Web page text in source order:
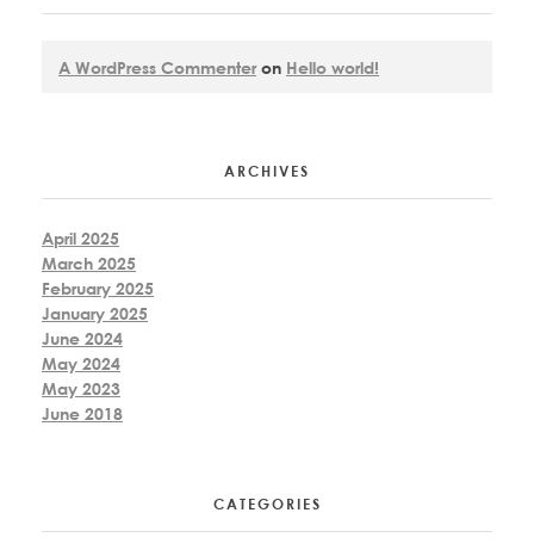
A WordPress Commenteron Hello world!
ARCHIVES
April 2025
March 2025
February 2025
January 2025
June 2024
May 2024
May 2023
June 2018
CATEGORIES